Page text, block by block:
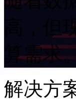
高
算需求
解决方